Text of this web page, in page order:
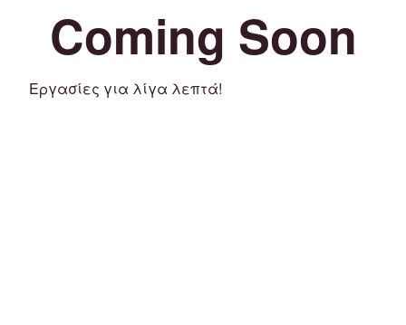
Coming Soon
Εργασίες για λίγα λεπτά!